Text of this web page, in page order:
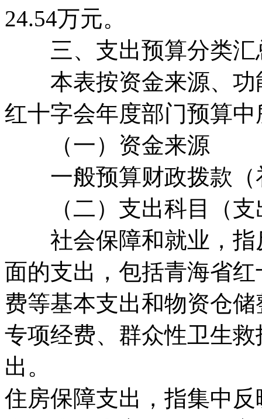
24.54万元。
三、支出预算分类汇
本表按资金来源、功
红十字会年度部门预算
（一）资金来源
一般预算财政拨款（
（二）支出科目（支
社会保障和就业，指
面的支出，包括青海省
费等基本支出和物资仓
专项经费、群众性卫生
出。
住房保障支出，指集中